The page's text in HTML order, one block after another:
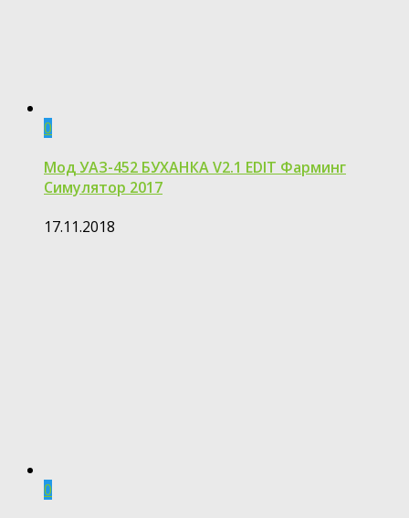
0
Мод УАЗ-452 БУХАНКА V2.1 EDIT Фарминг
Симулятор 2017
17.11.2018
0